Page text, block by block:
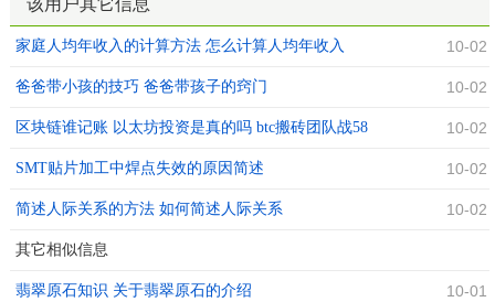
该用户其它信息
家庭人均年收入的计算方法 怎么计算人均年收入 10-02
爸爸带小孩的技巧 爸爸带孩子的窍门 10-02
区块链谁记账 以太坊投资是真的吗 btc搬砖团队战58 10-02
SMT贴片加工中焊点失效的原因简述 10-02
简述人际关系的方法 如何简述人际关系 10-02
其它相似信息
翡翠原石知识 关于翡翠原石的介绍 10-01